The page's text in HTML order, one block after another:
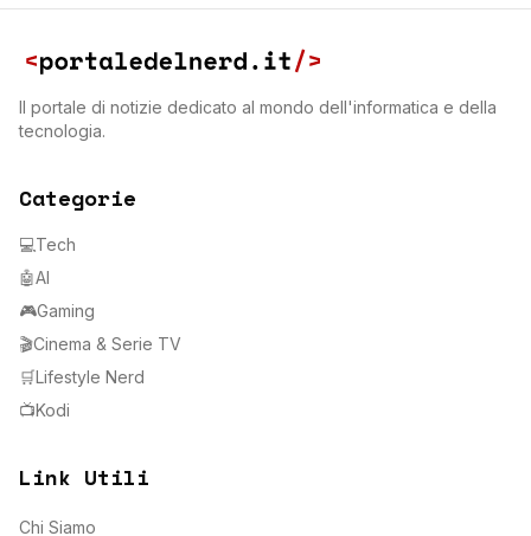
Il portale di notizie dedicato al mondo dell'informatica e della
tecnologia.
Categorie
💻Tech
🤖AI
🎮Gaming
🎬Cinema & Serie TV
🛒Lifestyle Nerd
📺Kodi
Link Utili
Chi Siamo